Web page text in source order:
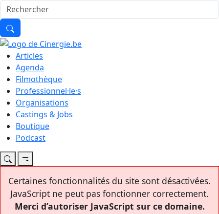
Articles
Agenda
Filmothèque
Professionnel·le·s
Organisations
Castings & Jobs
Boutique
Podcast
Certaines fonctionnalités du site sont désactivées.
JavaScript ne peut pas fonctionner correctement.
Merci d’autoriser JavaScript sur ce domaine.